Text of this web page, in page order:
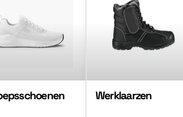
Werklaarzen